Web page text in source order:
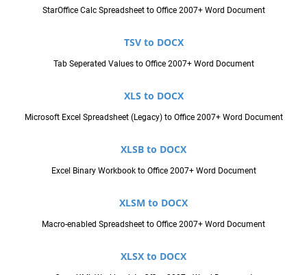
StarOffice Calc Spreadsheet to Office 2007+ Word Document
TSV to DOCX
Tab Seperated Values to Office 2007+ Word Document
XLS to DOCX
Microsoft Excel Spreadsheet (Legacy) to Office 2007+ Word Document
XLSB to DOCX
Excel Binary Workbook to Office 2007+ Word Document
XLSM to DOCX
Macro-enabled Spreadsheet to Office 2007+ Word Document
XLSX to DOCX